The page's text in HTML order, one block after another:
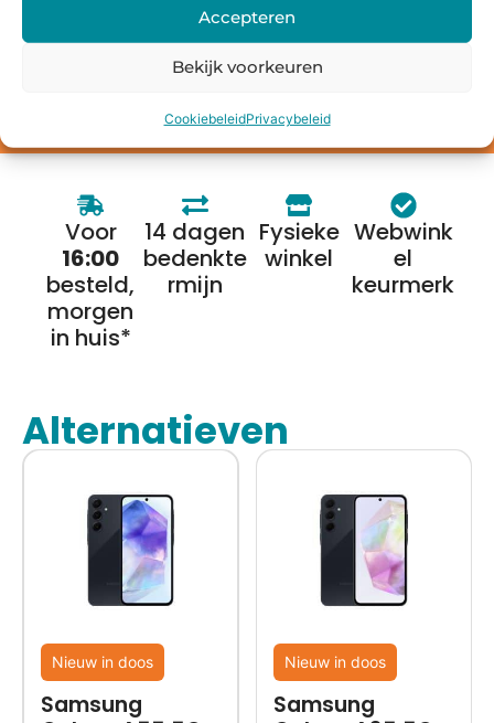
Accepteren
Bekijk voorkeuren
CookiebeleidPrivacybeleid
Voor
16:00
besteld,
morgen
in huis*
14 dagen
bedenkte
rmijn
Fysieke
winkel
Webwink
el
keurmerk
Alternatieven
Nieuw in doos
Samsung
Nieuw in doos
Samsung